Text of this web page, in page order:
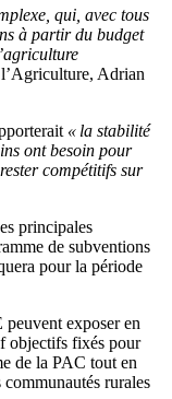
qui, avec tous
à partir du budget
Adrian
« la stabilité
ont besoin pour
compétitifs sur
principales
de subventions
pour la période
peuvent exposer en
objectifs fixés pour
de la PAC tout en
rurales